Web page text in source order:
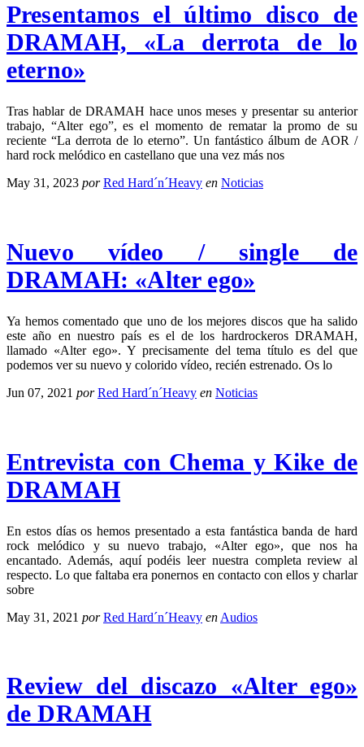
Presentamos el último disco de
DRAMAH, «La derrota de lo
eterno»
Tras hablar de DRAMAH hace unos meses y presentar su anterior
trabajo, “Alter ego”, es el momento de rematar la promo de su
reciente “La derrota de lo eterno”. Un fantástico álbum de AOR /
hard rock melódico en castellano que una vez más nos
May 31, 2023 por Red Hard´n´Heavy en Noticias
Nuevo vídeo / single de
DRAMAH: «Alter ego»
Ya hemos comentado que uno de los mejores discos que ha salido
este año en nuestro país es el de los hardrockeros DRAMAH,
llamado «Alter ego». Y precisamente del tema título es del que
podemos ver su nuevo y colorido vídeo, recién estrenado. Os lo
Jun 07, 2021 por Red Hard´n´Heavy en Noticias
Entrevista con Chema y Kike de
DRAMAH
En estos días os hemos presentado a esta fantástica banda de hard
rock melódico y su nuevo trabajo, «Alter ego», que nos ha
encantado. Además, aquí podéis leer nuestra completa review al
respecto. Lo que faltaba era ponernos en contacto con ellos y charlar
sobre
May 31, 2021 por Red Hard´n´Heavy en Audios
Review del discazo «Alter ego»
de DRAMAH